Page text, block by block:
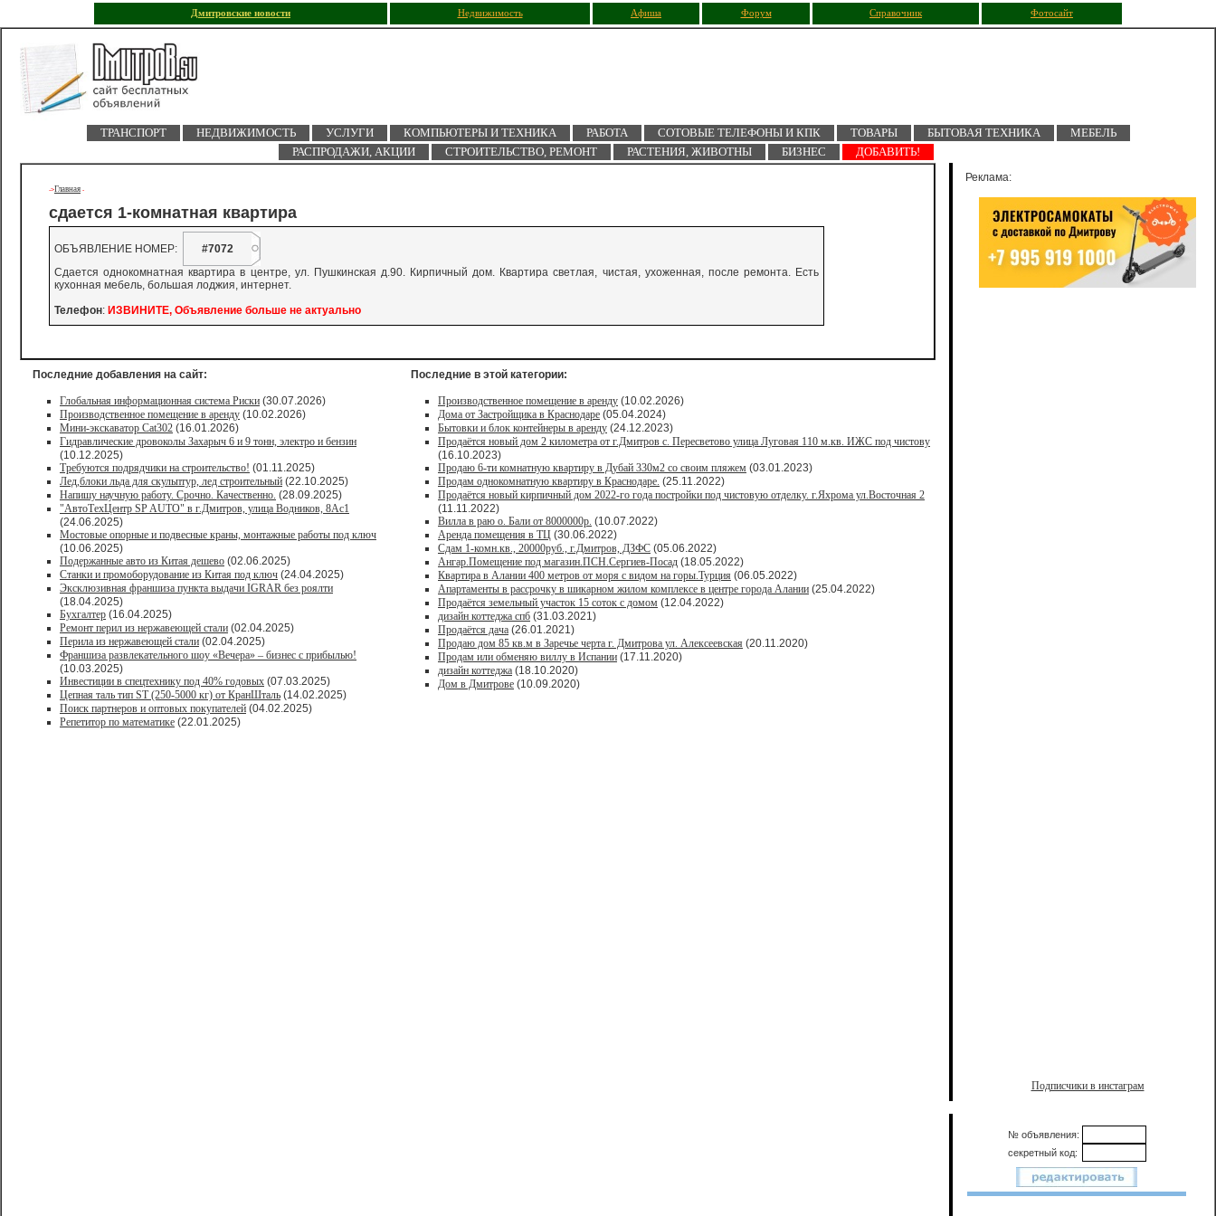
Дмитровские новости Недвижимость Афиша Форум Справочник Фотосайт
ТРАНСПОРТ НЕДВИЖИМОСТЬ УСЛУГИ КОМПЬЮТЕРЫ И ТЕХНИКА РАБОТА СОТОВЫЕ ТЕЛЕФОНЫ И КПК ТОВАРЫ БЫТОВАЯ ТЕХНИКА
МЕБЕЛЬ
РАСПРОДАЖИ, АКЦИИ
СТРОИТЕЛЬСТВО, РЕМОНТ РАСТЕНИЯ, ЖИВОТНЫ БИЗНЕС ДОБАВИТЬ!
->Главная -
сдается 1-комнатная квартира
ОБЪЯВЛЕНИЕ НОМЕР:
#7072
Сдается однокомнатная квартира в центре, ул. Пушкинская д.90. Кирпичный дом. Квартира светлая, чистая, ухоженная, после ремонта. Есть
кухонная мебель, большая лоджия, интернет.
Телефон: ИЗВИНИТЕ, Объявление больше не актуально
Последние добавления на сайт:
Глобальная информационная система Риски (30.07.2026)
Производственное помещение в аренду (10.02.2026)
Мини-экскаватор Cat302 (16.01.2026)
Гидравлические дровоколы Захарыч 6 и 9 тонн, электро и бензин
(10.12.2025)
Требуются подрядчики на строительство! (01.11.2025)
Лед,блоки льда для скульптур, лед строительный (22.10.2025)
Напишу научную работу. Срочно. Качественно. (28.09.2025)
"АвтоТехЦентр SP AUTO" в г.Дмитров, улица Водников, 8Ас1
(24.06.2025)
Мостовые опорные и подвесные краны, монтажные работы под ключ
(10.06.2025)
Подержанные авто из Китая дешево (02.06.2025)
Станки и промоборудование из Китая под ключ (24.04.2025)
Эксклюзивная франшиза пункта выдачи IGRAR без роялти
(18.04.2025)
Бухгалтер (16.04.2025)
Ремонт перил из нержавеющей стали (02.04.2025)
Перила из нержавеющей стали (02.04.2025)
Франшиза развлекательного шоу «Вечера» – бизнес с прибылью!
(10.03.2025)
Инвестиции в спецтехнику под 40% годовых (07.03.2025)
Цепная таль тип ST (250-5000 кг) от КранШталь (14.02.2025)
Поиск партнеров и оптовых покупателей (04.02.2025)
Репетитор по математике (22.01.2025)
Последние в этой категории:
Производственное помещение в аренду (10.02.2026)
Дома от Застройщика в Краснодаре (05.04.2024)
Бытовки и блок контейнеры в аренду (24.12.2023)
Продаётся новый дом 2 километра от г.Дмитров с. Пересветово улица Луговая 110 м.кв. ИЖС под чистову
(16.10.2023)
Продаю 6-ти комнатную квартиру в Дубай 330м2 со своим пляжем (03.01.2023)
Продам однокомнатную квартиру в Краснодаре. (25.11.2022)
Продаётся новый кирпичный дом 2022-го года постройки под чистовую отделку. г.Яхрома ул.Восточная 2
(11.11.2022)
Вилла в раю о. Бали от 8000000р. (10.07.2022)
Аренда помещения в ТЦ (30.06.2022)
Сдам 1-комн.кв., 20000руб., г.Дмитров, ДЗФС (05.06.2022)
Ангар.Помещение под магазин.ПСН.Сергиев-Посад (18.05.2022)
Квартира в Алании 400 метров от моря с видом на горы.Турция (06.05.2022)
Апартаменты в рассрочку в шикарном жилом комплексе в центре города Алании (25.04.2022)
Продаётся земельный участок 15 соток с домом (12.04.2022)
дизайн коттеджа спб (31.03.2021)
Продаётся дача (26.01.2021)
Продaю дом 85 кв.м в Зарeчьe черта г. Дмитрoва ул. Алексеевская (20.11.2020)
Продам или обменяю виллу в Испании (17.11.2020)
дизайн коттеджа (18.10.2020)
Дом в Дмитрове (10.09.2020)
Реклама:
Подписчики в инстаграм
№ объявления:
секретный код: